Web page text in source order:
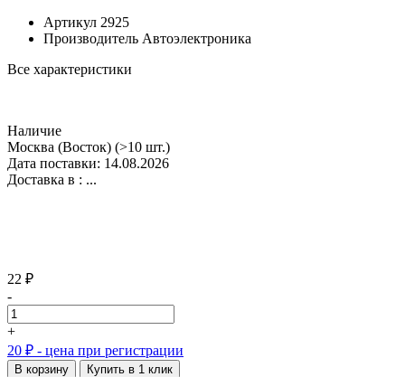
Артикул 2925
Производитель Автоэлектроника
Все характеристики
Наличие
Москва (Восток) (>10 шт.)
Дата поставки: 14.08.2026
Доставка в : ...
22 ₽
-
+
20 ₽ - цена при регистрации
В корзину Купить в 1 клик